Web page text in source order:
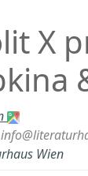
X
Wien